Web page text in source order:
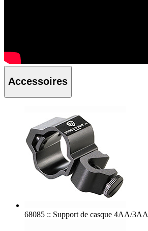
Accessoires
68085 :: Support de casque 4AA/3AA